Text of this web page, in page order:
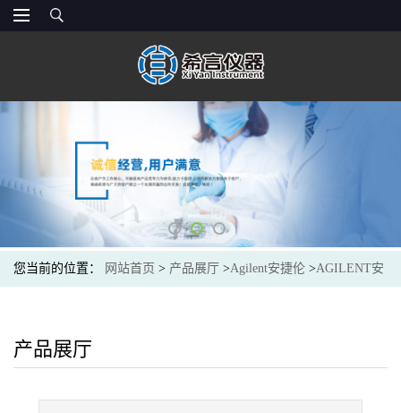
您当前的位置： 网站首页 > 产品展厅 >Agilent安捷伦 >AGILENT安
产品展厅